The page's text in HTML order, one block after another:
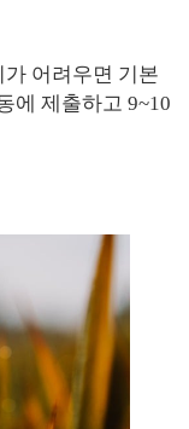
어려우면 기본
에 제출하고 9~10